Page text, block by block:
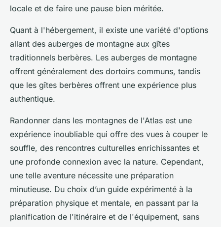
locale et de faire une pause bien méritée.
Quant à l'hébergement, il existe une variété d'options
allant des auberges de montagne aux gîtes
traditionnels berbères. Les auberges de montagne
offrent généralement des dortoirs communs, tandis
que les gîtes berbères offrent une expérience plus
authentique.
Randonner dans les montagnes de l'Atlas est une
expérience inoubliable qui offre des vues à couper le
souffle, des rencontres culturelles enrichissantes et
une profonde connexion avec la nature. Cependant,
une telle aventure nécessite une préparation
minutieuse. Du choix d’un guide expérimenté à la
préparation physique et mentale, en passant par la
planification de l'itinéraire et de l'équipement, sans